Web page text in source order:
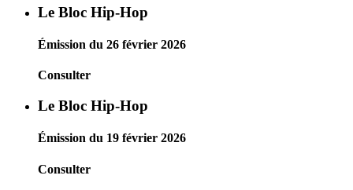
Le Bloc Hip-Hop
Émission du 26 février 2026
Consulter
Le Bloc Hip-Hop
Émission du 19 février 2026
Consulter